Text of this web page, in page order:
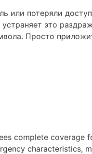
или потеряли
это
Просто
complete coverage
characteristics,